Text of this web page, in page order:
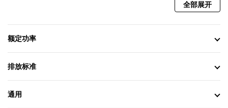
全部展开
额定功率
排放标准
通用